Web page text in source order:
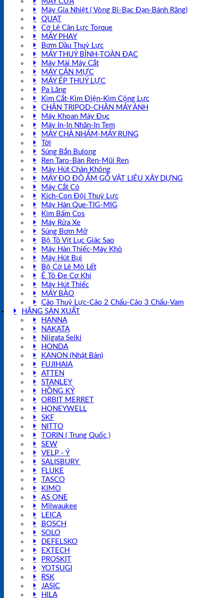
Máy Gia Nhiệt ( Vòng Bi-Bạc Đạn-Bánh Răng)
QUẠT
Cờ Lê Cân Lực Torque
MÁY PHAY
Bơm Dầu Thuỷ Lực
MÁY THUỶ BÌNH-TOÀN ĐẠC
Máy Mài Máy Cắt
MÁY CÂN MỰC
MÁY ÉP THUỶ LỰC
Pa Lăng
Kìm Cắt-Kìm Điện-Kìm Cộng Lực
CHÂN TRIPOD-CHÂN MÁY ẢNH
Máy Khoan Máy Đục
Máy In-In Nhãn-In Tem
MÁY CHÀ NHÁM-MÁY RUNG
Tời
Súng Bắn Bulong
Ren Taro-Bàn Ren-Mũi Ren
Máy Hút Chân Không
MÁY ĐO ĐỘ ẨM GỖ VẬT LIỆU XÂY DỰNG
Máy Cắt Cỏ
Kích-Con Đội Thuỷ Lực
Máy Hàn Que-TIG-MIG
Kìm Bấm Cos
Máy Rửa Xe
Súng Bơm Mỡ
Bộ Tô Vít Lục Giác Sao
Máy Hàn Thiếc-Máy Khò
Máy Hút Bụi
Bộ Cờ Lê Mỏ Lết
Ê Tô Đe Cơ Khí
Máy Hút Thiếc
MÁY BÀO
Cảo Thuỷ Lực-Cảo 2 Chấu-Cảo 3 Chấu-Vam
HÃNG SẢN XUẤT
HANNA
NAKATA
Niigata Seiki
HONDA
KANON (Nhật Bản)
FUJIHAIA
ATTEN
STANLEY
HỒNG KÝ
ORBIT MERRET
HONEYWELL
SKF
NITTO
TORIN ( Trung Quốc )
SEW
VELP - Ý
SALISBURY
FLUKE
TASCO
KIMO
AS ONE
Milwaukee
LEICA
BOSCH
SOLO
DEFELSKO
EXTECH
PROSKIT
YOTSUGI
RSK
JASIC
HILA